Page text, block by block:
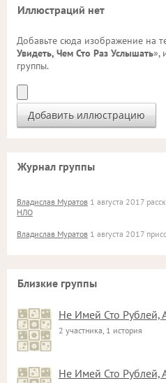
Иллюстраций нет
Добавьте сюда изображение на
Увидеть, Чем Сто Раз Услышать»,
группы.
Журнал группы
Владислав Муратов 1 августа 2017
НЛО
Владислав Муратов 1 августа 2017
Близкие группы
Не Имей Сто Рублей,
2 участника, 1 история
Не Имей Сто Рублей,